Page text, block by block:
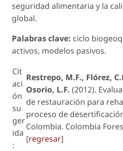
seguridad alimentaria y la
global.
Palabras clave: ciclo
activos, modelos pasivos.
Cit
aci
ón
su
ger
ida
:
Restrepo, M.F., Flórez,
Osorio, L.F. (2012).
de restauración para
proceso de
Colombia. Colombia
[regresar]